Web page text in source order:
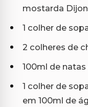
mostarda
1 colher de
2 colheres de
100ml de
1 colher de
em 100ml de